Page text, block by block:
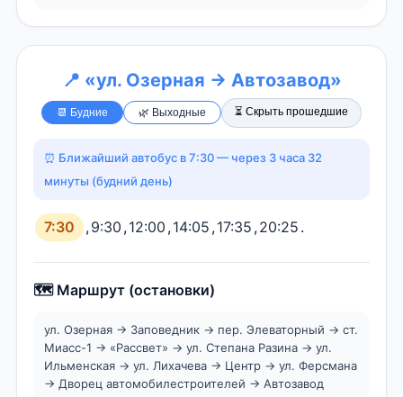
📍 «ул. Озерная → Автозавод»
📆 Будние 🌿 Выходные ⏳ Скрыть прошедшие
⏰ Ближайший автобус в 7:30 — через 3 часа 32
минуты (будний день)
7:30 ,9:30 ,12:00 ,14:05 ,17:35 ,20:25 .
🗺️ Маршрут (остановки)
ул. Озерная → Заповедник → пер. Элеваторный → ст.
Миасс-1 → «Рассвет» → ул. Степана Разина → ул.
Ильменская → ул. Лихачева → Центр → ул. Ферсмана
→ Дворец автомобилестроителей → Автозавод